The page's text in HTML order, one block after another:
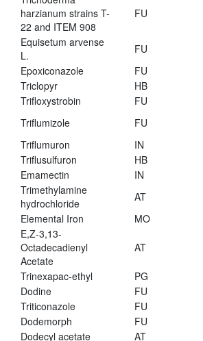
harzianum strains T-
22 and ITEM 908
FU
Equisetum arvense
L.
FU
Epoxiconazole
FU
Triclopyr
HB
Trifloxystrobin
FU
Triflumizole
FU
Triflumuron
IN
Triflusulfuron
HB
Emamectin
IN
Trimethylamine
hydrochloride
AT
Elemental Iron
MO
E,Z-3,13-
Octadecadienyl
Acetate
AT
Trinexapac-ethyl PG
Dodine
FU
Triticonazole
FU
Dodemorph
FU
Dodecyl acetate
AT